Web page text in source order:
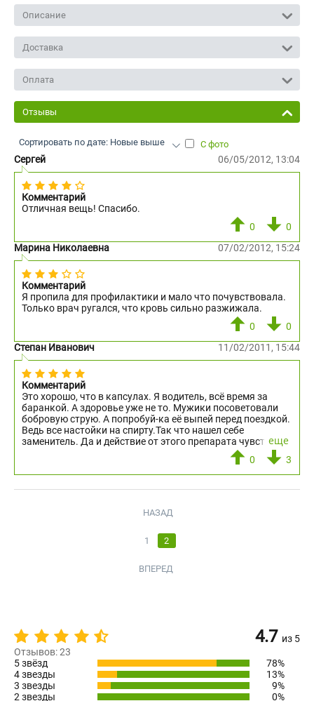
Описание
Доставка
Оплата
Отзывы
Сортировать по дате: Новые выше С фото
Сергей 06/05/2012, 13:04
Комментарий
Отличная вещь! Спасибо.
0
0
Марина Николаевна
07/02/2012, 15:24
Комментарий
Я пропила для профилактики и мало что почувствовала.
Только врач ругался, что кровь сильно разжижала.
0
0
Степан Иванович
11/02/2011, 15:44
Комментарий
Это хорошо, что в капсулах. Я водитель, всё время за
баранкой. А здоровье уже не то. Мужики посоветовали
бобровую струю. А попробуй-ка её выпей перед поездкой.
Ведь все настойки на спирту.Так что нашел себе
заменитель. Да и действие от этого препарата чувствую.
еще
0 3
НАЗАД
1 2
ВПЕРЕД
4.7 из 5
Отзывов: 23
5 звёзд
78%
4 звезды
13%
3 звезды
9%
2 звезды
0%